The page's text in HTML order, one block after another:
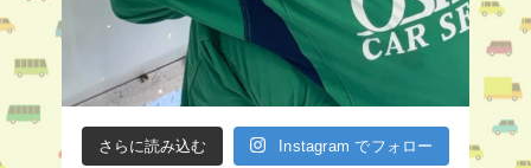
さらに読み込む Instagram でフォロー